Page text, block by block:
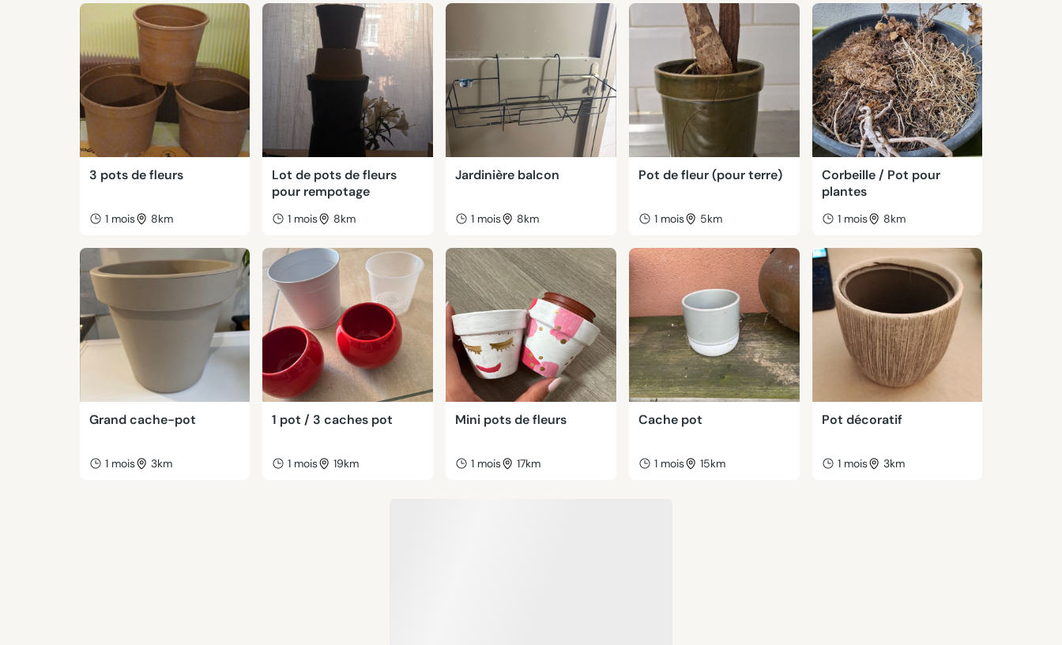
3 pots de fleurs
1 mois 8km
Lot de pots de fleurs
pour rempotage
1 mois 8km
Jardinière balcon
1 mois 8km
Pot de fleur (pour terre)
1 mois 5km
Corbeille / Pot pour
plantes
1 mois 8km
Grand cache-pot
1 mois 3km
1 pot / 3 caches pot
1 mois 19km
Mini pots de fleurs
1 mois 17km
Cache pot
1 mois 15km
Pot décoratif
1 mois 3km